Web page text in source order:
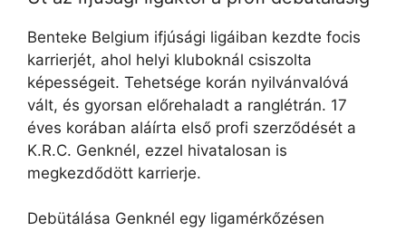
Benteke Belgium ifjúsági ligáiban kezdte focis
karrierjét, ahol helyi kluboknál csiszolta
képességeit. Tehetsége korán nyilvánvalóvá
vált, és gyorsan előrehaladt a ranglétrán. 17
éves korában aláírta első profi szerződését a
K.R.C. Genknél, ezzel hivatalosan is
megkezdődött karrierje.
Debütálása Genknél egy ligamérkőzésen